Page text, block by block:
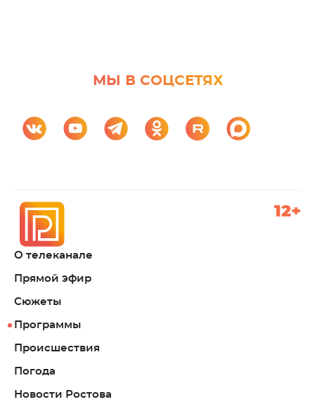
МЫ В СОЦСЕТЯХ
О телеканале
Прямой эфир
Сюжеты
Программы
Происшествия
Погода
Новости Ростова
12+